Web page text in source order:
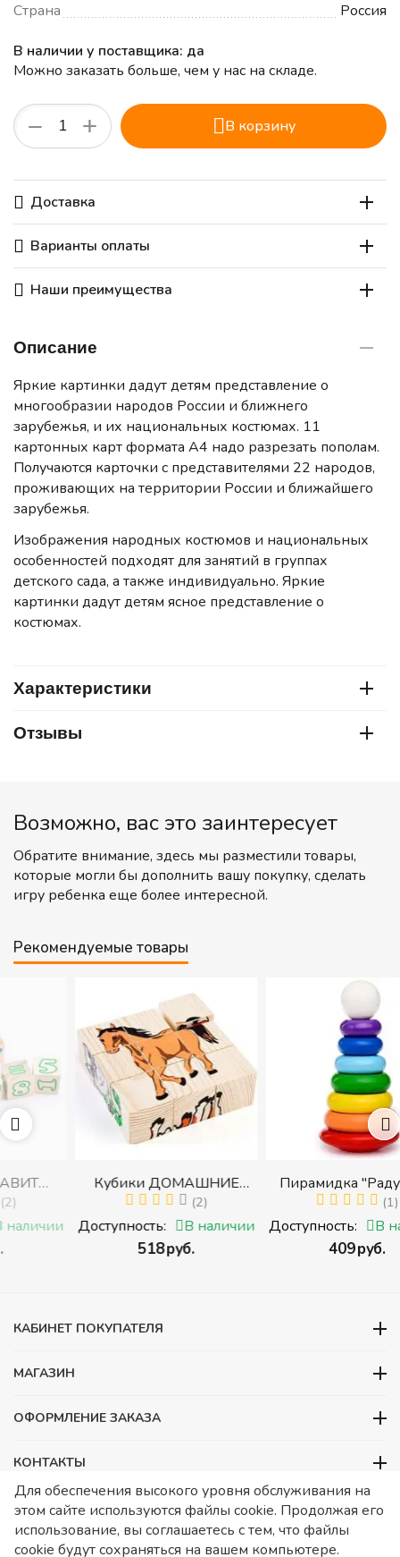
Страна
Россия
В наличии у поставщика: да
Можно заказать больше, чем у нас на складе.
+
− В корзину
Доставка
Варианты оплаты
Наши преимущества
Описание
Яркие картинки дадут детям представление о
многообразии народов России и ближнего
зарубежья, и их национальных костюмах. 11
картонных карт формата А4 надо разрезать пополам.
Получаются карточки с представителями 22 народов,
проживающих на территории России и ближайшего
зарубежья.
Изображения народных костюмов и национальных
особенностей подходят для занятий в группах
детского сада, а также индивидуально. Яркие
картинки дадут детям ясное представление о
костюмах.
Характеристики
Отзывы
Возможно, вас это заинтересует
Обратите внимание, здесь мы разместили товары,
которые могли бы дополнить вашу покупку, сделать
игру ребенка еще более интересной.
Рекомендуемые товары
Кубики ДОМАШНИЕ
ЖИВОТНЫЕ (Томик)
(Набор кубиков
разрезных (складных))
(2)
Доступность: В наличии
Пирамидка "Радуга" (8
деталей) (Пирамидка
среднего размера)
(1)
Доступность: В наличии
КАБИНЕТ ПОКУПАТЕЛЯ
МАГАЗИН
ОФОРМЛЕНИЕ ЗАКАЗА
КОНТАКТЫ
ООО «Детский сад», ОГРН 1157746480088
ИНН 7728252648 КПП 772601001 Юридический адрес – Москва,
ул. Подольских курсантов, д 3. стр 2. Помещение 1/3. Информация
Для обеспечения высокого уровня обслуживания на
этом сайте используются файлы cookie. Продолжая его
использование, вы соглашаетесь с тем, что файлы
cookie будут сохраняться на вашем компьютере.